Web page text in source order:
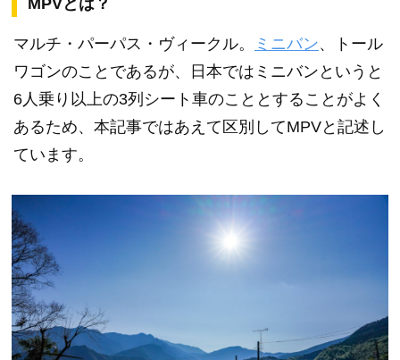
マルチ・パーパス・ヴィークル。 ミニバン、トール
ワゴンのことであるが、日本ではミニバンというと
6人乗り以上の3列シート車のこととすることがよく
あるため、本記事ではあえて区別してMPVと記述し
ています。